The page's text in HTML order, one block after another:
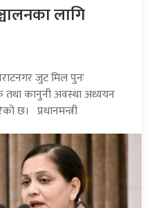
लागि
जुट मिल पुनः
तथा कानुनी अवस्था अध्ययन
छ। प्रधानमन्त्री